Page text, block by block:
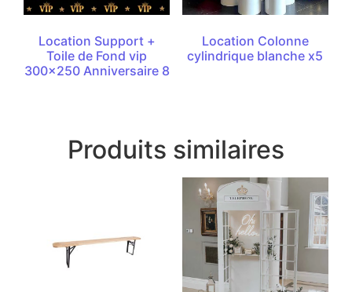
Location Support +
Toile de Fond vip
300×250 Anniversaire 8
Location Colonne
cylindrique blanche x5
Produits similaires